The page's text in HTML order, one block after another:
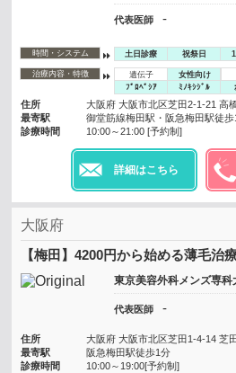
代表医師 -
時間・システム 土日診療 祝祭日
治療内容・特徴 遺伝子 女性向け
ﾌﾟﾛﾍﾟｼｱ
ﾐﾉｷｼｼﾞﾙ
住所
大阪府 大阪市北区芝田2-1-21 高
最寄駅
御堂筋線梅田駅・阪急梅田駅徒歩
診療時間
10:00～21:00 [予約制]
詳細はこちら
大阪府
【梅田】4200円から始める薄毛治
東京美容外科メンズ専科
代表医師 -
住所
大阪府 大阪市北区芝田1-4-14 芝
最寄駅
阪急梅田駅徒歩1分
診療時間
10:00～19:00[予約制]